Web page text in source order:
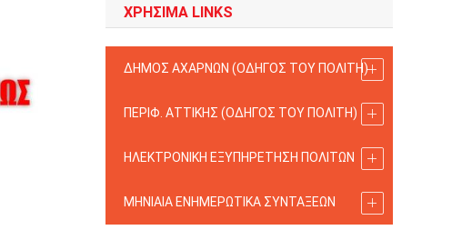
ΧΡΗΣΙΜΑ LINKS
ΔΗΜΟΣ ΑΧΑΡΝΩΝ (ΟΔΗΓΟΣ TOY ΠΟΛΙΤΗ)
ΠΕΡΙΦ. ΑΤΤΙΚΗΣ (ΟΔΗΓΟΣ TOY ΠΟΛΙΤΗ)
ΗΛΕΚΤΡΟΝΙΚΗ ΕΞΥΠΗΡΕΤΗΣΗ ΠΟΛΙΤΩΝ
ΜΗΝΙΑΙΑ ΕΝΗΜΕΡΩΤΙΚΑ ΣΥΝΤΑΞΕΩΝ